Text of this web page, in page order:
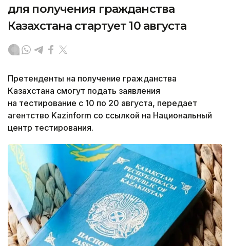
для получения гражданства
Казахстана стартует 10 августа
Претенденты на получение гражданства
Казахстана смогут подать заявления
на тестирование с 10 по 20 августа, передает
агентство Kazinform со ссылкой на Национальный
центр тестирования.